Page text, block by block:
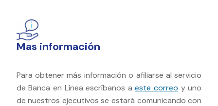
Mas información
Para obtener más información o afiliarse al servicio
de Banca en Línea escríbanos aeste correo y uno
de nuestros ejecutivos se estará comunicando con